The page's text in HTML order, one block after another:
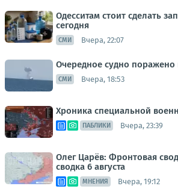
Одесситам стоит сделать
сегодня
СМИ Вчера, 22:07
Очередное судно поражено
СМИ Вчера, 18:53
Хроника специальной
ПАБЛИКИ Вчера, 23:39
Олег Царёв: Фронтовая
сводка 6 августа
МНЕНИЯ Вчера, 19:12